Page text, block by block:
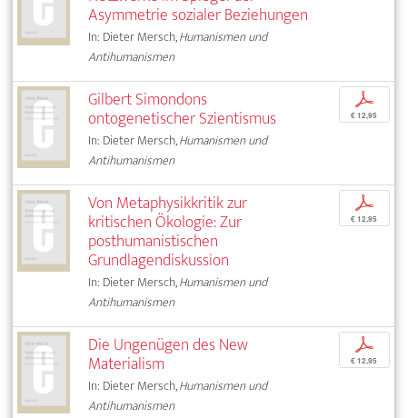
Asymmetrie sozialer Beziehungen
In: Dieter Mersch,Humanismen und
Antihumanismen
Gilbert Simondons
ontogenetischer Szientismus
In: Dieter Mersch,Humanismen und
Antihumanismen
p
€ 12,95
Von Metaphysikkritik zur
kritischen Ökologie: Zur
posthumanistischen
Grundlagendiskussion
In: Dieter Mersch,Humanismen und
Antihumanismen
p
€ 12,95
Die Ungenügen des New
Materialism
In: Dieter Mersch,Humanismen und
Antihumanismen
p
€ 12,95